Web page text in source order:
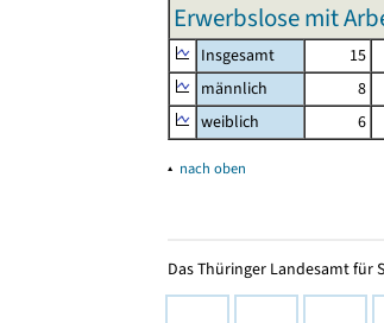
Erwerbslose mit
Insgesamt 15
männlich
8
weiblich
6
▴ nach oben
Das Thüringer Landesamt für